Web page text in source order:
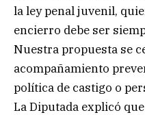
la ley penal juvenil,
encierro debe ser
Nuestra propuesta se
acompañamiento
política de castigo o
La Diputada explicó